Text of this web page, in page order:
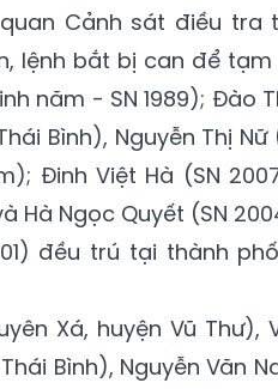
Cảnh sát điều tra
lệnh bắt bị can để tạm
năm - SN 1989); Đào
Bình), Nguyễn Thị Nữ
Đinh Việt Hà (SN
Hà Ngọc Quyết (SN
đều trú tại thành
Xá, huyện Vũ Thư),
Bình), Nguyễn Văn